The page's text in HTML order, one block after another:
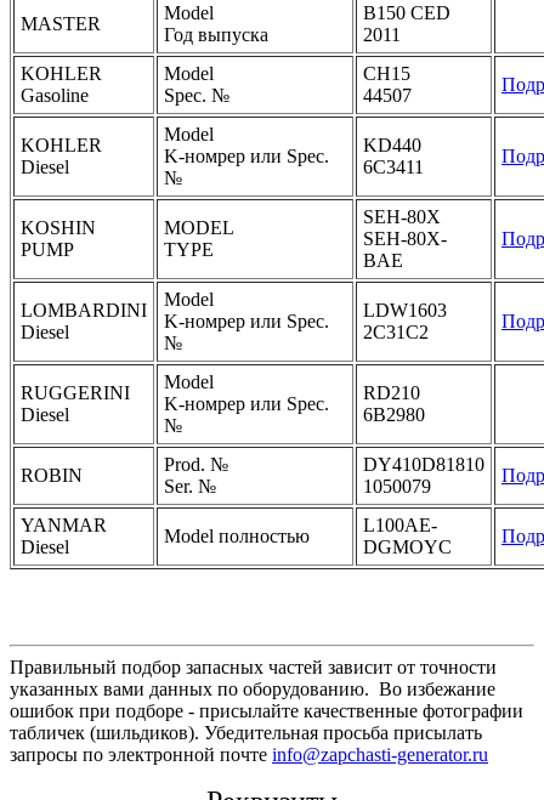
MASTER
Model
Год выпуска
B150 CED
2011
KOHLER
Gasoline
Model
Spec. №
CH15
44507
KOHLER
Diesel
Model
K-номрер или Spec.
№
KD440
6C3411
KOSHIN
PUMP
MODEL
TYPE
SEH-80X
SEH-80X-
BAE
LOMBARDINI
Diesel
Model
K-номрер или Spec.
№
LDW1603
2C31C2
RUGGERINI
Diesel
Model
K-номрер или Spec.
№
RD210
6B2980
ROBIN
Prod. №
Ser. №
DY410D81810
1050079
YANMAR
Diesel
Model полностью
L100AE-
DGMOYC
Правильный подбор запасных частей зависит от точности
указанных вами данных по оборудованию. Во избежание
ошибок при подборе - присылайте качественные фотографии
табличек (шильдиков). Убедительная просьба присылать
запросы по электронной почте info@zapchasti-generator.ru